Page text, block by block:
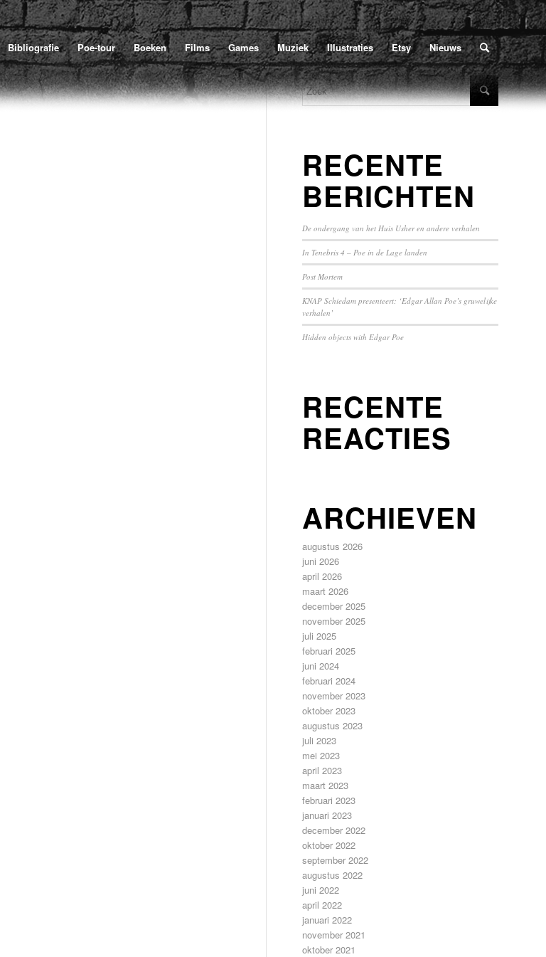
Bibliografie Poe-tour Boeken Films Games Muziek Illustraties Etsy Nieuws
U bevindt zich hier: Home / Poe / 1829 / januari
RECENTE
BERICHTEN
De ondergang van het Huis Usher en andere verhalen
In Tenebris 4 – Poe in de Lage landen
Post Mortem
KNAP Schiedam presenteert: ‘Edgar Allan Poe’s gruwelijke
verhalen’
Hidden objects with Edgar Poe
RECENTE
REACTIES
ARCHIEVEN
augustus 2026
juni 2026
april 2026
maart 2026
december 2025
november 2025
juli 2025
februari 2025
juni 2024
februari 2024
november 2023
oktober 2023
augustus 2023
juli 2023
mei 2023
april 2023
maart 2023
februari 2023
januari 2023
december 2022
oktober 2022
september 2022
augustus 2022
juni 2022
april 2022
januari 2022
november 2021
oktober 2021